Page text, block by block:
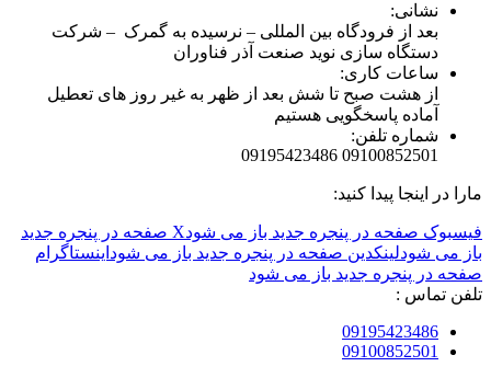
نشانی:
بعد از فرودگاه بین المللی – نرسیده به گمرک – شرکت
دستگاه سازی نوید صنعت آذر فناوران
ساعات کاری:
از هشت صبح تا شش بعد از ظهر به غیر روز های تعطیل
آماده پاسخگویی هستیم
شماره تلفن:
09100852501 09195423486
مارا در اینجا پیدا کنید:
فیسبوک صفحه در پنجره جدید باز می شود
X صفحه در پنجره جدید
باز می شودلینکدین صفحه در پنجره جدید باز می شود اینستاگرام
صفحه در پنجره جدید باز می شود
تلفن تماس :
09195423486
09100852501